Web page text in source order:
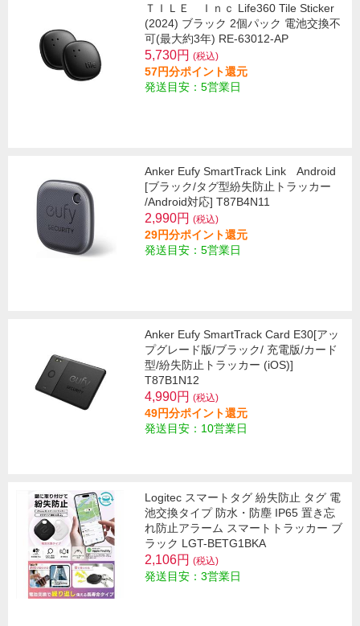
ＴＩＬＥ Ｉｎｃ Life360 Tile Sticker
(2024) ブラック 2個パック 電池交換不
可(最大約3年) RE-63012-AP
5,730円 (税込)
57円分ポイント還元
発送目安：5営業日
Anker Eufy SmartTrack Link Android
[ブラック/タグ型紛失防止トラッカー
/Android対応] T87B4N11
2,990円 (税込)
29円分ポイント還元
発送目安：5営業日
Anker Eufy SmartTrack Card E30[アッ
プグレード版/ブラック/ 充電版/カード
型/紛失防止トラッカー (iOS)]
T87B1N12
4,990円 (税込)
49円分ポイント還元
発送目安：10営業日
Logitec スマートタグ 紛失防止 タグ 電
池交換タイプ 防水・防塵 IP65 置き忘
れ防止アラーム スマートトラッカー ブ
ラック LGT-BETG1BKA
2,106円 (税込)
発送目安：3営業日